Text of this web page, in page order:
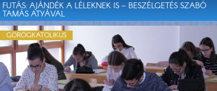
FUTÁS: AJÁNDÉK A LÉLEKNEK IS – BESZÉLGETÉS SZABÓ
TAMÁS ATYÁVAL
GÖRÖGKATOLIKUS